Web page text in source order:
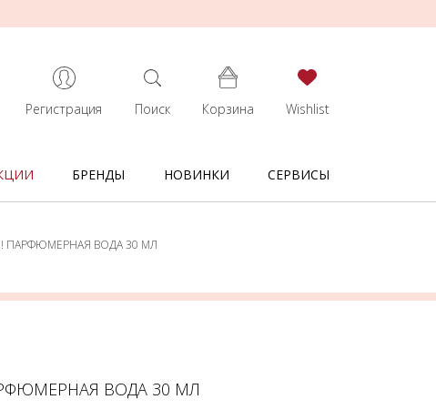
Регистрация Поиск Корзина Wishlist
БРЕНДЫ НОВИНКИ СЕРВИСЫ
ПАРФЮМЕРНАЯ ВОДА 30 МЛ
ВОДА 30 МЛ